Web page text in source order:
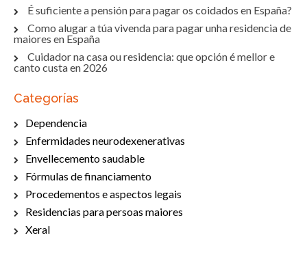
É suficiente a pensión para pagar os coidados en España?
Como alugar a túa vivenda para pagar unha residencia de
maiores en España
Cuidador na casa ou residencia: que opción é mellor e
canto custa en 2026
Categorías
Dependencia
Enfermidades neurodexenerativas
Envellecemento saudable
Fórmulas de financiamento
Procedementos e aspectos legais
Residencias para persoas maiores
Xeral